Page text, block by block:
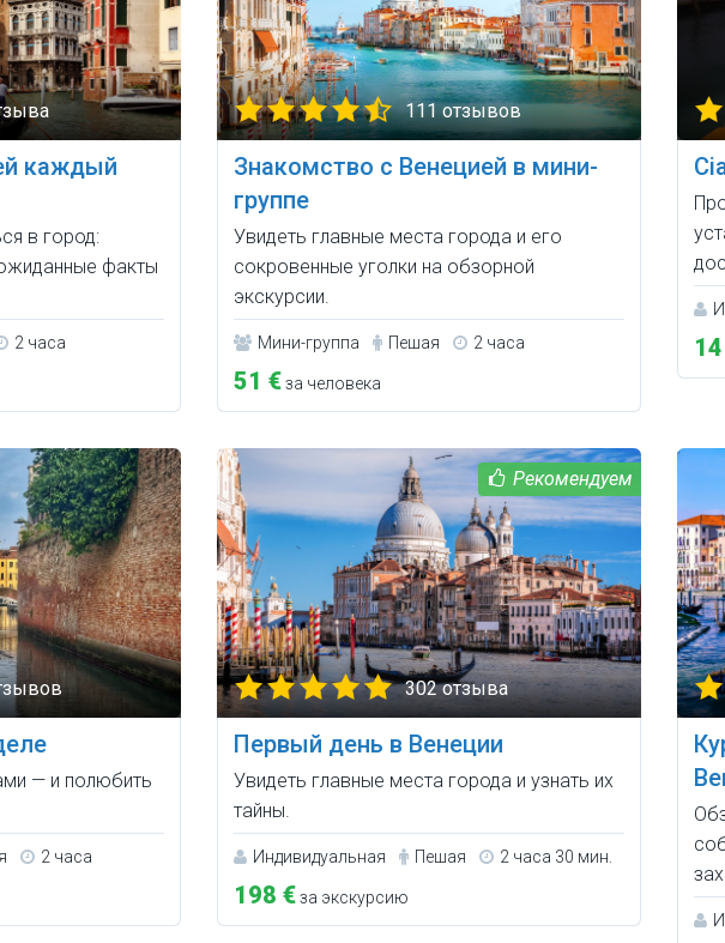
каждый
в город:
факты
2 часа
111 отзывов
Знакомство с Венецией в мини-
группе
Увидеть главные места города и его
сокровенные уголки на обзорной
экскурсии.
Мини-группа Пешая 2 часа
51 €за человека
— и полюбить
2 часа
302 отзыва
Первый день в Венеции
Увидеть главные места города и узнать их
тайны.
Индивидуальная Пешая 2 часа 30 мин.
198 €за экскурсию